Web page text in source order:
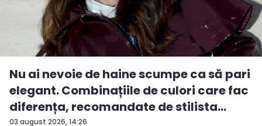
03 august 2026, 14:26
Nu ai nevoie de haine scumpe ca să pari
elegant. Combinațiile de culori care fac
diferența, recomandate de stilista